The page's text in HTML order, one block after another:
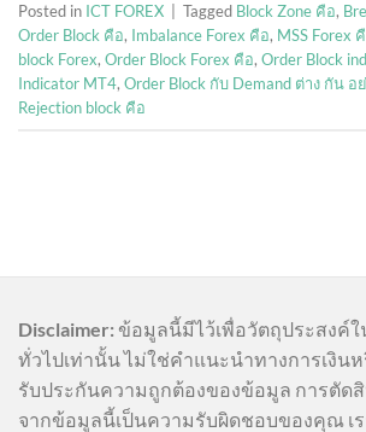
Posted in ICT FOREX Tagged Block Zone คือ,
Order Block คือ, Imbalance Forex คือ, MSS Forex
block Forex, Order Block Forex คือ, Order Block
Indicator MT4, Order Block กับ Demand ต่าง กัน อ
Rejection block คือ
Disclaimer: ข้อมูลนี้มีไว้เพื่อวัตถุประสงค์
ทั่วไปเท่านั้น ไม่ใช่คำแนะนำทางการเงิน
รับประกันความถูกต้องของข้อมูล การตัดสิ
จากข้อมูลนี้เป็นความรับผิดชอบของคุณ เ